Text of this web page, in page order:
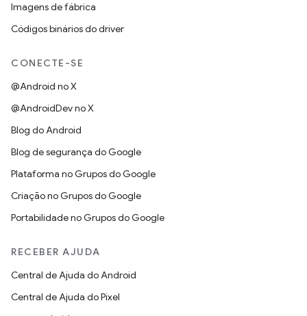
Imagens de fábrica
Códigos binários do driver
CONECTE-SE
@Android no X
@AndroidDev no X
Blog do Android
Blog de segurança do Google
Plataforma no Grupos do Google
Criação no Grupos do Google
Portabilidade no Grupos do Google
RECEBER AJUDA
Central de Ajuda do Android
Central de Ajuda do Pixel